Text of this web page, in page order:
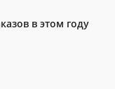
в этом году